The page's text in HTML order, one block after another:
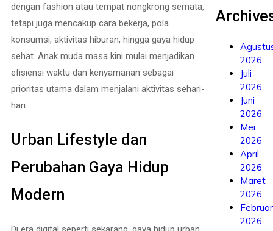
dengan fashion atau tempat nongkrong semata,
tetapi juga mencakup cara bekerja, pola
konsumsi, aktivitas hiburan, hingga gaya hidup
sehat. Anak muda masa kini mulai menjadikan
efisiensi waktu dan kenyamanan sebagai
prioritas utama dalam menjalani aktivitas sehari-
hari.
Urban Lifestyle dan
Perubahan Gaya Hidup
Modern
2026
Juli
2026
Juni
2026
Mei
2026
April
2026
Maret
2026
2026